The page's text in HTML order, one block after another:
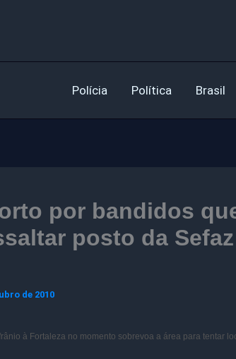
Polícia Política Brasil
por bandidos
posto da
de 2010
à Fortaleza no momento sobrevoa a área para tentar